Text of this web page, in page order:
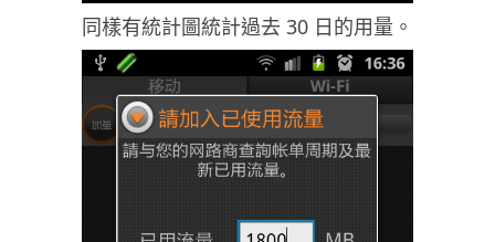
同樣有統計圖統計過去 30 日的用量。